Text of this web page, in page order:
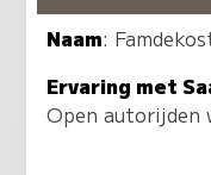
Naam:
Ervaring met
Open autorijden